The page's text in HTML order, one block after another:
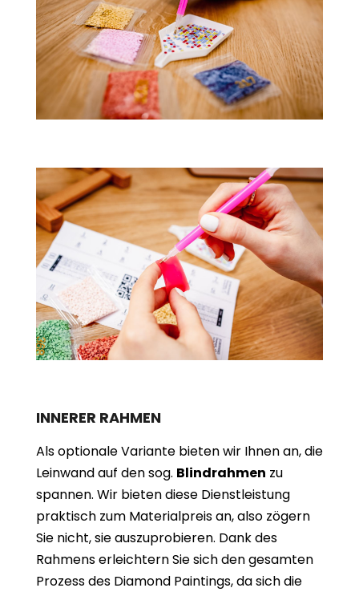
INNERER RAHMEN
Als optionale Variante bieten wir Ihnen an, die
Leinwand auf den sog. Blindrahmen zu
spannen. Wir bieten diese Dienstleistung
praktisch zum Materialpreis an, also zögern
Sie nicht, sie auszuprobieren. Dank des
Rahmens erleichtern Sie sich den gesamten
Prozess des Diamond Paintings, da sich die